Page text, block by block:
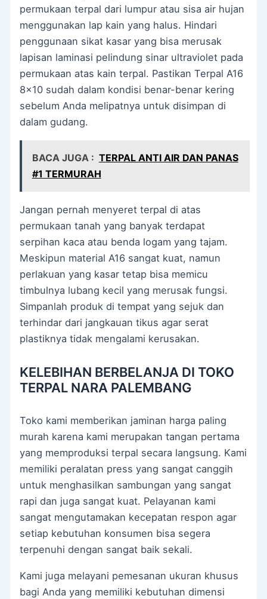
permukaan terpal dari lumpur atau sisa air hujan
menggunakan lap kain yang halus. Hindari
penggunaan sikat kasar yang bisa merusak
lapisan laminasi pelindung sinar ultraviolet pada
permukaan atas kain terpal. Pastikan Terpal A16
8×10 sudah dalam kondisi benar-benar kering
sebelum Anda melipatnya untuk disimpan di
dalam gudang.
BACA JUGA : TERPAL ANTI AIR DAN PANAS
#1 TERMURAH
Jangan pernah menyeret terpal di atas
permukaan tanah yang banyak terdapat
serpihan kaca atau benda logam yang tajam.
Meskipun material A16 sangat kuat, namun
perlakuan yang kasar tetap bisa memicu
timbulnya lubang kecil yang merusak fungsi.
Simpanlah produk di tempat yang sejuk dan
terhindar dari jangkauan tikus agar serat
plastiknya tidak mengalami kerusakan.
KELEBIHAN BERBELANJA DI TOKO
TERPAL NARA PALEMBANG
Toko kami memberikan jaminan harga paling
murah karena kami merupakan tangan pertama
yang memproduksi terpal secara langsung. Kami
memiliki peralatan press yang sangat canggih
untuk menghasilkan sambungan yang sangat
rapi dan juga sangat kuat. Pelayanan kami
sangat mengutamakan kecepatan respon agar
setiap kebutuhan konsumen bisa segera
terpenuhi dengan sangat baik sekali.
Kami juga melayani pemesanan ukuran khusus
bagi Anda yang memiliki kebutuhan dimensi